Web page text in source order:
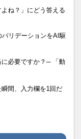
よね？」にどう答える
リデーションをAI駆
必要ですか？─ 「動
間、入力欄を1回だ